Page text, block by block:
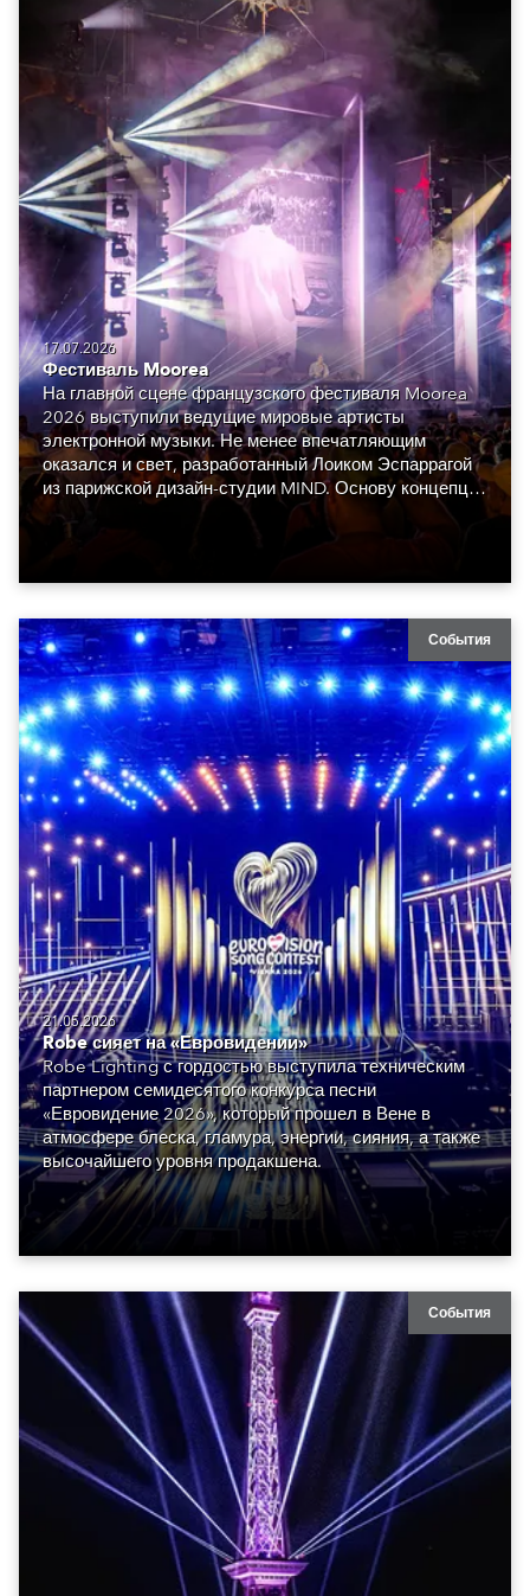
17.07.2026
Фестиваль Moorea
На главной сцене французского фестиваля Moorea
2026 выступили ведущие мировые артисты
электронной музыки. Не менее впечатляющим
оказался и свет, разработанный Лоиком Эспаррагой
из парижской дизайн-студии MIND. Основу концепции
составили сорок восемь Robe GigaPointe.
События
21.05.2026
Robe сияет на «Евровидении»
Robe Lighting с гордостью выступила техническим
партнером семидесятого конкурса песни
«Евровидение 2026», который прошел в Вене в
атмосфере блеска, гламура, энергии, сияния, а также
высочайшего уровня продакшена.
События